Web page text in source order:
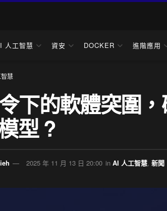
人工智慧 資安 DOCKER 進階應用
慧
下的軟體突圍
型 ?
2025 年 11 月 13 日 20:00 in AI 人工智慧, 新聞